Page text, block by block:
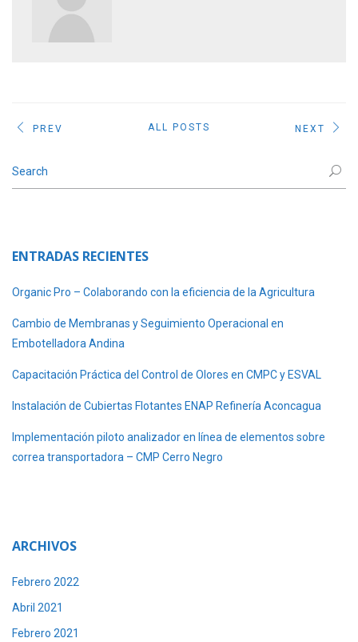
PREV ALL POSTS NEXT
ENTRADAS RECIENTES
Organic Pro – Colaborando con la eficiencia de la Agricultura
Cambio de Membranas y Seguimiento Operacional en
Embotelladora Andina
Capacitación Práctica del Control de Olores en CMPC y ESVAL
Instalación de Cubiertas Flotantes ENAP Refinería Aconcagua
Implementación piloto analizador en línea de elementos sobre
correa transportadora – CMP Cerro Negro
ARCHIVOS
Febrero 2022
Abril 2021
Febrero 2021